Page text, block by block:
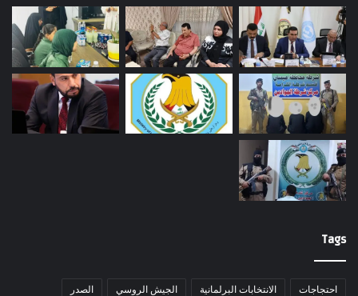
Tags
احتجاجات الانتخابات البرلمانية الجيش الروسي الصدر